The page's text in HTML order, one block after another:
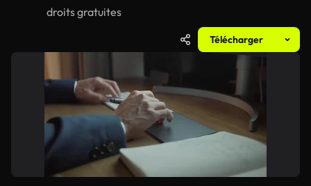
droits gratuites
Télécharger